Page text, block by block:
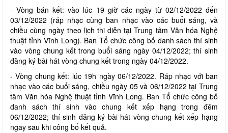
- Vòng bán kết: vào lúc 19 giờ các ngày từ 02/12/2022 đến
03/12/2022 (ráp nhạc cùng ban nhạc vào các buổi sáng, và
chiều cùng ngày theo lịch thi diễn tại Trung tâm Văn hóa Nghệ
thuật tỉnh Vĩnh Long). Ban Tổ chức công bố danh sách thí sinh
vào vòng chung kết trong buổi sáng ngày 04/12/2022; thí sinh
đăng ký bài hát vòng chung kết trong ngày 04/12/2022.
- Vòng chung kết: lúc 19h ngày 06/12/2022. Ráp nhạc với ban
nhạc vào các buổi sáng, chiều ngày 05 và 06/12/2022 tại Trung
tâm Văn hóa Nghệ thuật tỉnh Vĩnh Long. Ban Tổ chức công bố
danh sách thí sinh vào chung kết xếp hạng trong đêm
06/12/2022; thí sinh đăng ký bài hát vòng chung kết xếp hạng
ngay sau khi công bố kết quả.